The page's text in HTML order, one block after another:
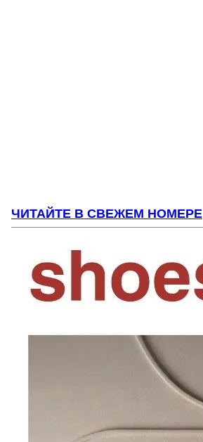
ЧИТАЙТЕ В СВЕЖЕМ НОМЕРЕ